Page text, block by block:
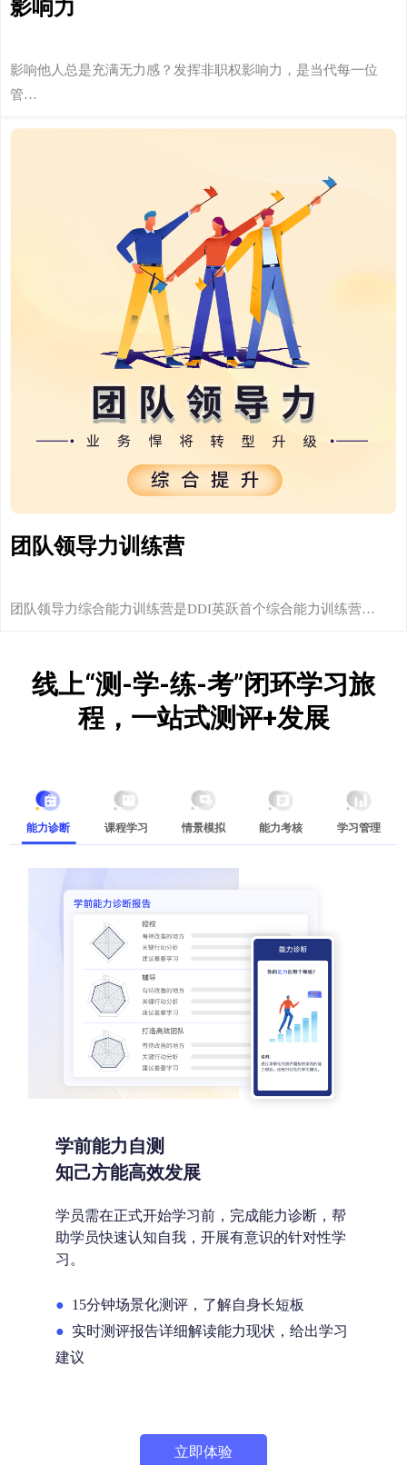
影响力
影响他人总是充满无力感？发挥非职权影响力，是当代每一位
管…
团队领导力训练营
团队领导力综合能力训练营是DDI英跃首个综合能力训练营…
线上“测-学-练-考”闭环学习旅
程，一站式测评+发展
能力诊断 课程学习 情景模拟 能力考核 学习管理
学前能力自测
知己方能高效发展
学员需在正式开始学习前，完成能力诊断，帮
助学员快速认知自我，开展有意识的针对性学
习。
● 15分钟场景化测评，了解自身长短板
● 实时测评报告详细解读能力现状，给出学习
建议
立即体验